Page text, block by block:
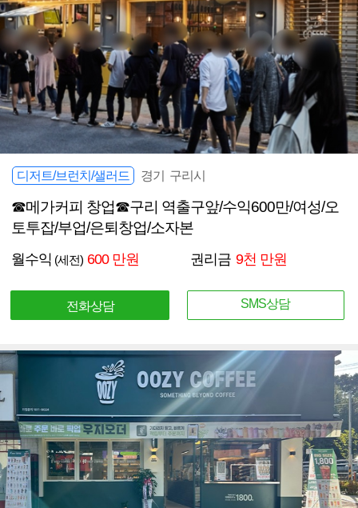
디저트/브런치/샐러드 경기 구리시
☎메가커피 창업☎구리 역출구앞/수익600만/여성/오
토투잡/부업/은퇴창업/소자본
월수익 (세전) 600 만원 권리금 9천 만원
전화상담 SMS상담